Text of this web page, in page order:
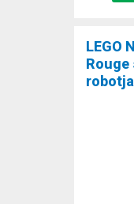
LEGO
Rouge
robotja